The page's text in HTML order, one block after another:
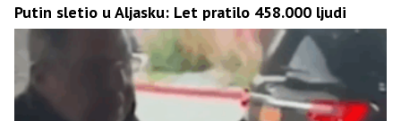
Putin sletio u Aljasku: Let pratilo 458.000 ljudi